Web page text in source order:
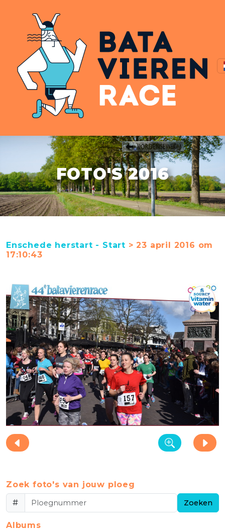
FOTO'S 2016
Enschede herstart - Start > 23 april 2016 om
17:10:43
Zoek foto's van jouw ploeg
#
Zoeken
Albums